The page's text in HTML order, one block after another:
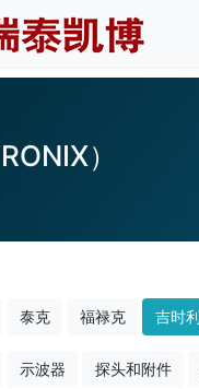
）
泰克 福禄克 吉时利
示波器 探头和附件